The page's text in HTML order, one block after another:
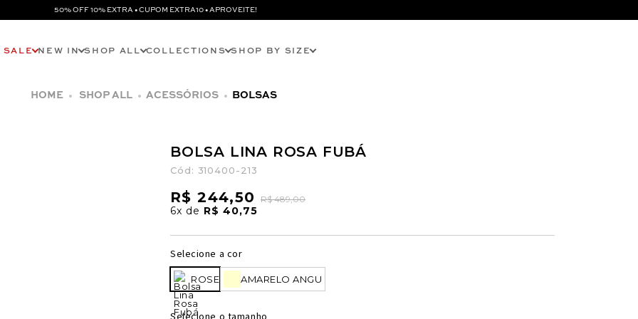
50% OFF 10% EXTRA • CUPOM EXTRA10 • APROVEITE!
SALE NEW IN SHOP ALL COLLECTIONS SHOP BY SIZE
SHOP ALL ACESSÓRIOS BOLSAS
BOLSA LINA ROSA FUBÁ
Cód: 310400-213
R$ 244,50 R$ 489,00
6x de R$ 40,75
Selecione a cor
ROSE AMARELO ANGU